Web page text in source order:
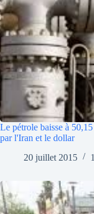
Le pétrole baisse à
par l'Iran et le dollar
20 juillet 2015